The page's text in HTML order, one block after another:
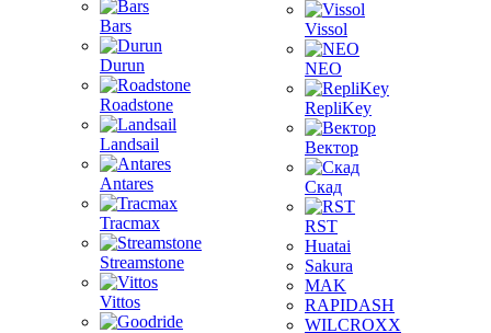
Bars
Durun
Roadstone
Landsail
Antares
Tracmax
Streamstone
Vittos
Vissol
NEO
RepliKey
Вектор
Скад
RST
Huatai
Sakura
MAK
RAPIDASH
WILCROXX